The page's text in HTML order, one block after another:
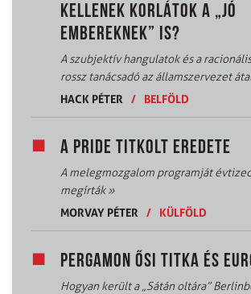
KELLENEK KORLÁTOK A „JÓ
EMBEREKNEK” IS?
A szubjektív hangulatok és a
rossz tanácsadó az államszervezet
HACK PÉTER
/ BELFÖLD
A PRIDE TITKOLT EREDETE
A melegmozgalom programját
megírták»
MORVAY PÉTER
/ KÜLFÖLD
PERGAMON ŐSI TITKA ÉS
Hogyan került a „Sátán oltára”